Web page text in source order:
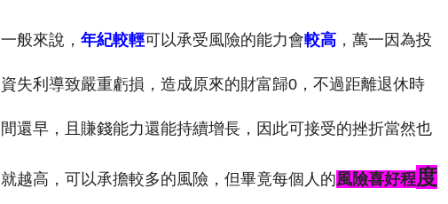
一般來說， 年紀較輕可以承受風險的能力會較高 ， 萬一因為投
資失利導致嚴重虧損，造成原來的財富歸0， 不過距離退休時
間還早，且賺錢能力還能持續增長， 因此可接受的挫折當然也
就越高，可以承擔較多的風險，但畢竟每個人的風險喜好程度